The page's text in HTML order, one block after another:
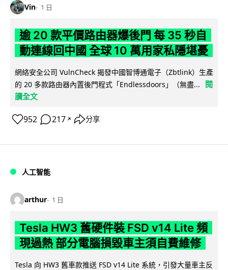
Vin 1 日
逾 20 款平價路由器爆後門 每 35 秒自
動連線回中國 全球 10 萬用家私隱堪憂
網絡安全公司 VulnCheck 揭發中國智博通電子（Zbtlink）生產
的 20 多款路由器內置後門程式「Endlessdoors」（無盡...
閱
讀全文
952 217 ↗ 分享
人工智能
arthur 1 日
Tesla HW3 舊硬件裝 FSD v14 Lite 頻
現過熱 部分電腦損毀車主須自費維修
Tesla 向 HW3 舊車款推送 FSD v14 Lite 系統，引發大量車主反